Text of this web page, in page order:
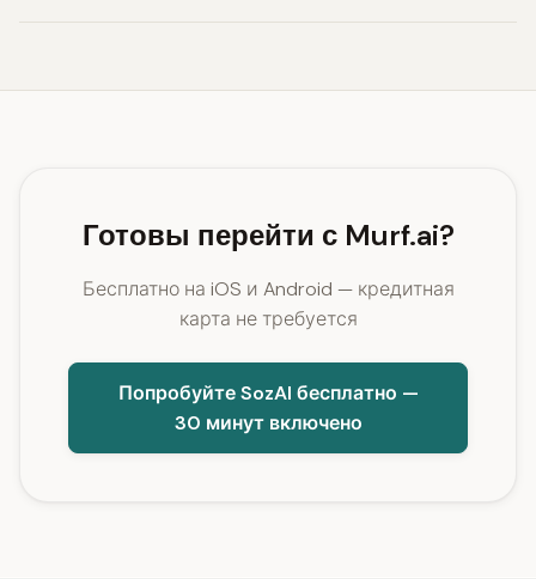
Готовы перейти с Murf.ai?
Бесплатно на iOS и Android — кредитная
карта не требуется
Попробуйте SozAI бесплатно —
30 минут включено